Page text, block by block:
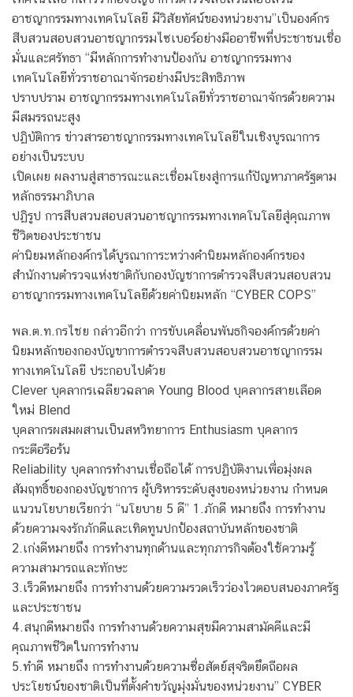
อาชญากรรมทางเทคโนโลยี มีวิสัยทัศน์ของหน่วยงาน”เป็นองค์กร
สืบสวนสอบสวนอาชญากรรมไซเบอร์อย่างมืออาชีพที่ประชาชนเชื่อ
มั่นและศรัทธา “มีหลักการทำงานป้องกัน อาชญากรรมทาง
เทคโนโลยีทั่วราชอาณาจักรอย่างมีประสิทธิภาพ
ปราบปราม อาชญากรรมทางเทคโนโลยีทั่วราชอาณาจักรด้วยความ
มีสมรรถนะสูง
ปฏิบัติการ ข่าวสารอาชญากรรมทางเทคโนโลยีในเชิงบูรณาการ
อย่างเป็นระบบ
เปิดเผย ผลงานสู่สาธารณะและเชื่อมโยงสู่การแก้ปัญหาภาครัฐตาม
หลักธรรมาภิบาล
ปฏิรูป การสืบสวนสอบสวนอาชญากรรมทางเทคโนโลยีสู่คุณภาพ
ชีวิตของประชาชน
ค่านิยมหลักองค์กรได้บูรณาการะหว่างคำนิยมหลักองค์กรของ
สำนักงานตำรวจแห่งชาติกับกองบัญชาการตำรวจสืบสวนสอบสวน
อาชญากรรมทางเทคโนโลยีด้วยค่านิยมหลัก “CYBER COPS”
พล.ต.ท.กรไชย กล่าวอีกว่า การขับเคลื่อนพันธกิจองค์กรด้วยค่า
นิยมหลักของกองบัญขาการตำรวจสืบสวนสอบสวนอาชญากรรม
ทางเทคโนโลยี ประกอบไปด้วย
Clever บุคลากรเฉลียวฉลาด Young Blood บุคลากรสายเลือด
ใหม่ Blend
บุคลากรผสมผสานเป็นสหวิทยาการ Enthusiasm บุคลากร
กระตือรือร้น
Reliability บุคลากรทำงานเชื่อถือได้ การปฏิบัติงานเพื่อมุ่งผล
สัมฤทธิ์ของกองบัญชาการ ผู้บริหารระดับสูงของหน่วยงาน กำหนด
แนวนโยบายเรียกว่า “นโยบาย 5 ดี” 1.ภักดี หมายถึง การทำงาน
ด้วยความจงรักภักดีและเทิดทูนปกป้องสถาบันหลักของชาติ
2.เก่งดีหมายถึง การทำงานทุกด้านและทุกภารกิจต้องใช้ความรู้
ความสามารถและทักษะ
3.เร็วดีหมายถึง การทำงานด้วยความรวดเร็วว่องไวตอบสนองภาครัฐ
และประชาชน
4.สนุกดีหมายถึง การทำงานด้วยความสุขมีความสามัคคีและมี
คุณภาพชีวิตในการทำงาน
5.ทำดี หมายถึง การทำงานด้วยความซื่อสัตย์สุจริตยึดถือผล
ประโยชน์ของชาติเป็นที่ตั้งคำขวัญมุ่งมั่นของหน่วยงาน” CYBER